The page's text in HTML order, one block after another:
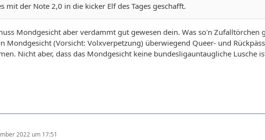
mit der Note 2,0 in die kicker Elf des Tages geschafft.
Mondgesicht aber verdammt gut gewesen dein. Was so'n
Mondgesicht (Vorsicht: Volxverpetzung) überwiegend Queer- und
Nicht aber, dass das Mondgesicht keine bundesligauntaugliche Lusche
2022 um 17:51